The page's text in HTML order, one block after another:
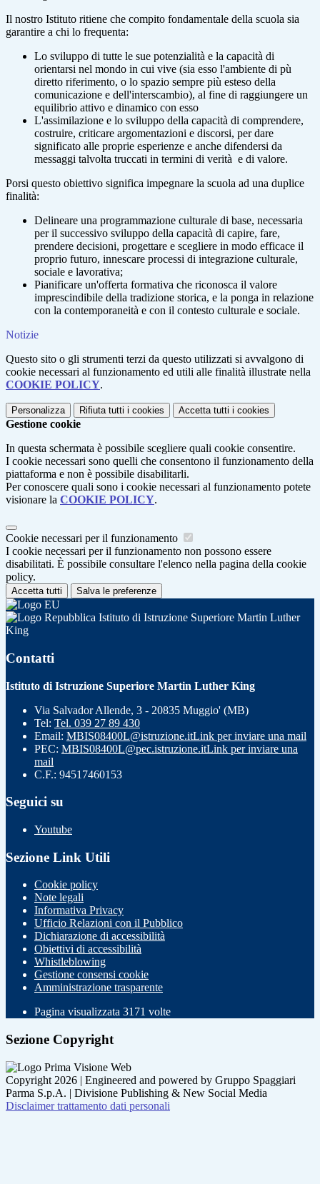
Il nostro Istituto ritiene che compito fondamentale della scuola sia
garantire a chi lo frequenta:
Lo sviluppo di tutte le sue potenzialità e la capacità di
orientarsi nel mondo in cui vive (sia esso l'ambiente di pù
diretto riferimento, o lo spazio sempre più esteso della
comunicazione e dell'interscambio), al fine di raggiungere un
equilibrio attivo e dinamico con esso
L'assimilazione e lo sviluppo della capacità di comprendere,
costruire, criticare argomentazioni e discorsi, per dare
significato alle proprie esperienze e anche difendersi da
messaggi talvolta truccati in termini di verità e di valore.
Porsi questo obiettivo significa impegnare la scuola ad una duplice
finalità:
Delineare una programmazione culturale di base, necessaria
per il successivo sviluppo della capacità di capire, fare,
prendere decisioni, progettare e scegliere in modo efficace il
proprio futuro, innescare processi di integrazione culturale,
sociale e lavorativa;
Pianificare un'offerta formativa che riconosca il valore
imprescindibile della tradizione storica, e la ponga in relazione
con la contemporaneità e con il contesto culturale e sociale.
Notizie
Questo sito o gli strumenti terzi da questo utilizzati si avvalgono di
cookie necessari al funzionamento ed utili alle finalità illustrate nella
COOKIE POLICY.
Personalizza Rifiuta tutti i cookies Accetta tutti i cookies
Gestione cookie
In questa schermata è possibile scegliere quali cookie consentire.
I cookie necessari sono quelli che consentono il funzionamento della
piattaforma e non è possibile disabilitarli.
Per conoscere quali sono i cookie necessari al funzionamento potete
visionare la COOKIE POLICY.
Cookie necessari per il funzionamento
I cookie necessari per il funzionamento non possono essere
disabilitati. È possibile consultare l'elenco nella pagina della cookie
policy.
Accetta tutti Salva le preferenze
Istituto di Istruzione Superiore Martin Luther
King
Contatti
Istituto di Istruzione Superiore Martin Luther King
Via Salvador Allende, 3 - 20835 Muggio' (MB)
Tel: Tel. 039 27 89 430
Email: MBIS08400L@istruzione.itLink per inviare una mail
PEC: MBIS08400L@pec.istruzione.itLink per inviare una
mail
C.F.: 94517460153
Seguici su
Youtube
Sezione Link Utili
Cookie policy
Note legali
Informativa Privacy
Ufficio Relazioni con il Pubblico
Dichiarazione di accessibilità
Obiettivi di accessibilità
Whistleblowing
Gestione consensi cookie
Amministrazione trasparente
Pagina visualizzata 3171 volte
Sezione Copyright
Copyright 2026 | Engineered and powered by Gruppo Spaggiari
Parma S.p.A. | Divisione Publishing & New Social Media
Disclaimer trattamento dati personali